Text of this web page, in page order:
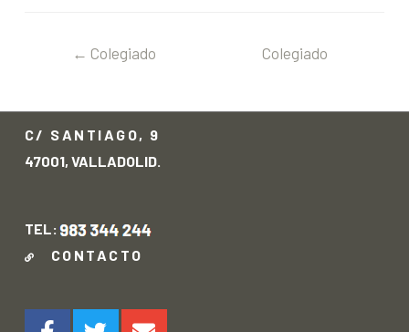
← Colegiado
Colegiado
C/ SANTIAGO, 9
47001, VALLADOLID.
TEL:
CONTACTO